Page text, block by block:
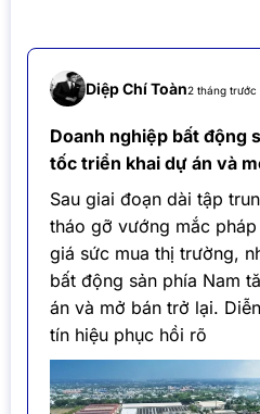
Diệp Chí Toàn2 tháng trước
Doanh nghiệp bất động
tốc triển khai dự án và
Sau giai đoạn dài tập
tháo gỡ vướng mắc
giá sức mua thị trường,
bất động sản phía Nam
án và mở bán trở lại.
tín hiệu phục hồi rõ